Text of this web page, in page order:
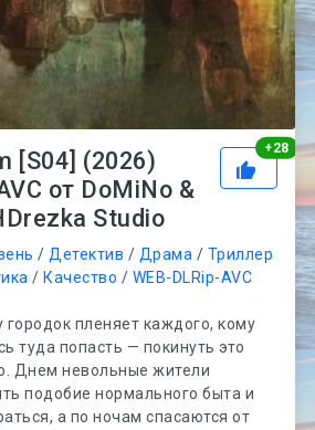
+28
[S04] (2026)
от DoMiNo &
Studio
/Детектив / Драма / Триллер
/ Качество / WEB-DLRip-AVC
городок пленяет каждого, кому
туда попасть — покинуть это
Днем невольные жители
подобие нормального быта и
а по ночам спасаются от